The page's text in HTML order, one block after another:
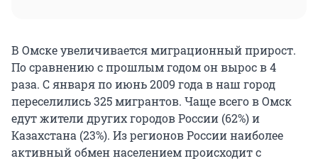
В Омске увеличивается миграционный прирост.
По сравнению с прошлым годом он вырос в 4
раза. С января по июнь 2009 года в наш город
переселились 325 мигрантов. Чаще всего в Омск
едут жители других городов России (62%) и
Казахстана (23%). Из регионов России наиболее
активный обмен населением происходит с